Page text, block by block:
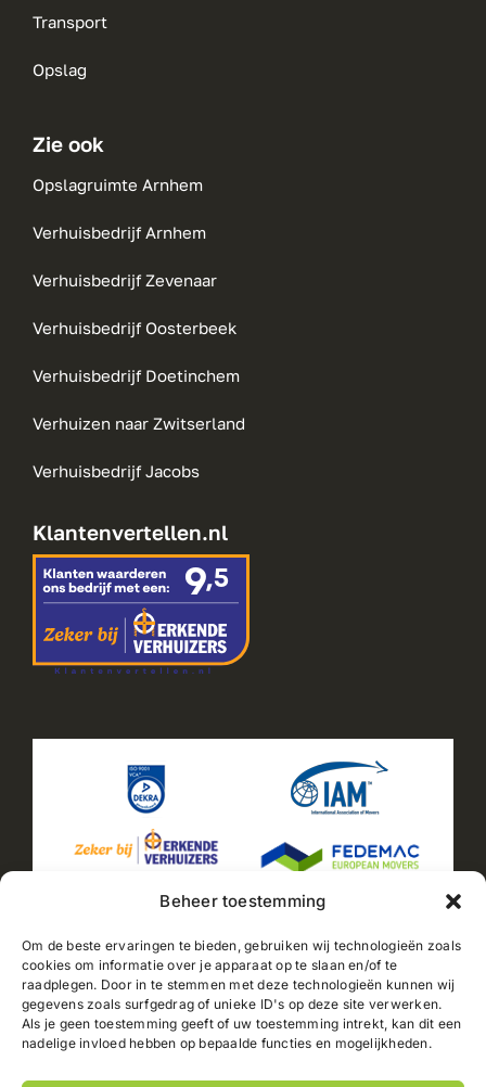
Beheer toestemming
Om de beste ervaringen te bieden, gebruiken wij technologieën zoals
cookies om informatie over je apparaat op te slaan en/of te
raadplegen. Door in te stemmen met deze technologieën kunnen wij
gegevens zoals surfgedrag of unieke ID's op deze site verwerken.
Als je geen toestemming geeft of uw toestemming intrekt, kan dit een
nadelige invloed hebben op bepaalde functies en mogelijkheden.
Transport
Opslag
Zie ook
Opslagruimte Arnhem
Verhuisbedrijf Arnhem
Verhuisbedrijf Zevenaar
Verhuisbedrijf Oosterbeek
Verhuisbedrijf Doetinchem
Verhuizen naar Zwitserland
Verhuisbedrijf Jacobs
Klantenvertellen.nl
2025© Jacobs Verhuizingen |Sitemap|Privacyverklaring
|Cookiebeleid| Powered byPC-NL B.V.// Automatisch
huidig jaar weergeven document.getElementById("current-